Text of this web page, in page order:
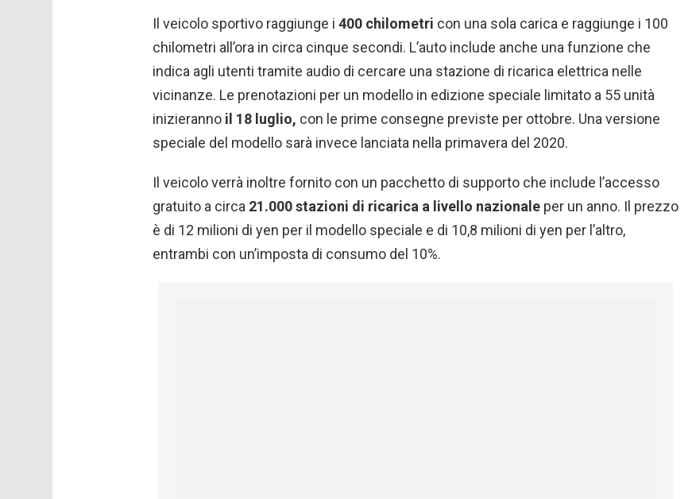
Il veicolo sportivo raggiunge i 400 chilometri con una sola carica e raggiunge i 100
chilometri all’ora in circa cinque secondi. L’auto include anche una funzione che
indica agli utenti tramite audio di cercare una stazione di ricarica elettrica nelle
vicinanze. Le prenotazioni per un modello in edizione speciale limitato a 55 unità
inizieranno il 18 luglio, con le prime consegne previste per ottobre. Una versione
speciale del modello sarà invece lanciata nella primavera del 2020.
Il veicolo verrà inoltre fornito con un pacchetto di supporto che include l’accesso
gratuito a circa 21.000 stazioni di ricarica a livello nazionale per un anno. Il prezzo
è di 12 milioni di yen per il modello speciale e di 10,8 milioni di yen per l’altro,
entrambi con un’imposta di consumo del 10%.